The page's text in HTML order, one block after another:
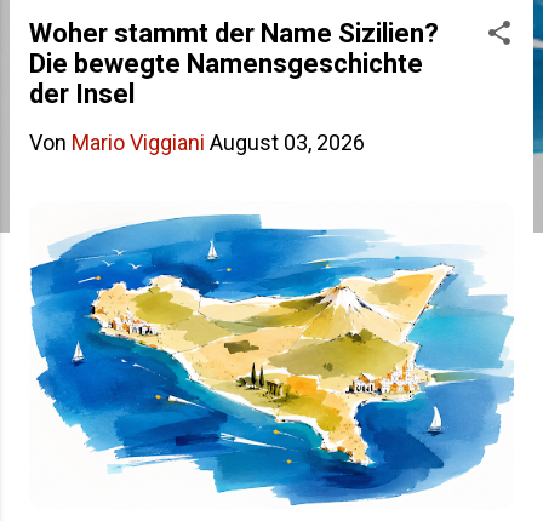
Woher stammt der Name Sizilien?
Die bewegte Namensgeschichte
der Insel
Von Mario Viggiani August 03, 2026